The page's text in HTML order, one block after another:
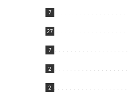
7
27
7
2
2